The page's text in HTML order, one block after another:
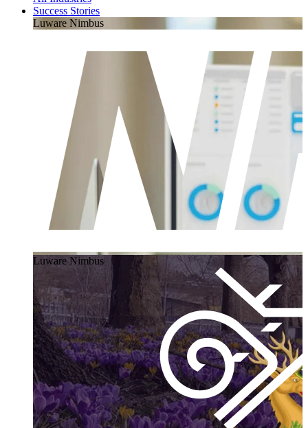
Success Stories
Luware Nimbus
Luware Nimbus